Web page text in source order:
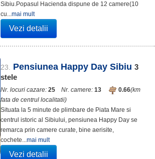
Sibiu.Popasul Hacienda dispune de 12 camere(10
cu...mai mult
Vezi detalii
23. Pensiunea Happy Day Sibiu 3
stele
Nr. locuri cazare: 25 Nr. camere: 13 0.66(km
fata de centrul localitatii)
Situata la 5 minute de plimbare de Piata Mare si
centrul istoric al Sibiului, pensiunea Happy Day se
remarca prin camere curate, bine aerisite,
cochete...mai mult
Vezi detalii